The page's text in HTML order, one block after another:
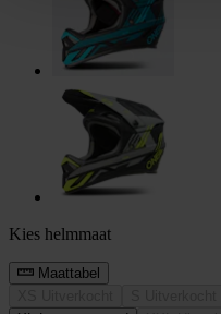
Kies helmmaat
Maattabel